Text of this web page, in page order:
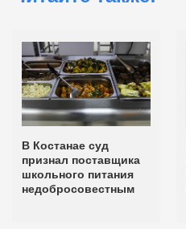
В Костанае суд
признал поставщика
школьного питания
недобросовестным